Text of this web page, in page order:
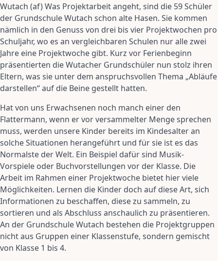
Wutach (af) Was Projektarbeit angeht, sind die 59 Schüler
der Grundschule Wutach schon alte Hasen. Sie kommen
nämlich in den Genuss von drei bis vier Projektwochen pro
Schuljahr, wo es an vergleichbaren Schulen nur alle zwei
Jahre eine Projektwoche gibt. Kurz vor Ferienbeginn
präsentierten die Wutacher Grundschüler nun stolz ihren
Eltern, was sie unter dem anspruchsvollen Thema „Abläufe
darstellen“ auf die Beine gestellt hatten.
Hat von uns Erwachsenen noch manch einer den
Flattermann, wenn er vor versammelter Menge sprechen
muss, werden unsere Kinder bereits im Kindesalter an
solche Situationen herangeführt und für sie ist es das
Normalste der Welt. Ein Beispiel dafür sind Musik-
Vorspiele oder Buchvorstellungen vor der Klasse. Die
Arbeit im Rahmen einer Projektwoche bietet hier viele
Möglichkeiten. Lernen die Kinder doch auf diese Art, sich
Informationen zu beschaffen, diese zu sammeln, zu
sortieren und als Abschluss anschaulich zu präsentieren.
An der Grundschule Wutach bestehen die Projektgruppen
nicht aus Gruppen einer Klassenstufe, sondern gemischt
von Klasse 1 bis 4.